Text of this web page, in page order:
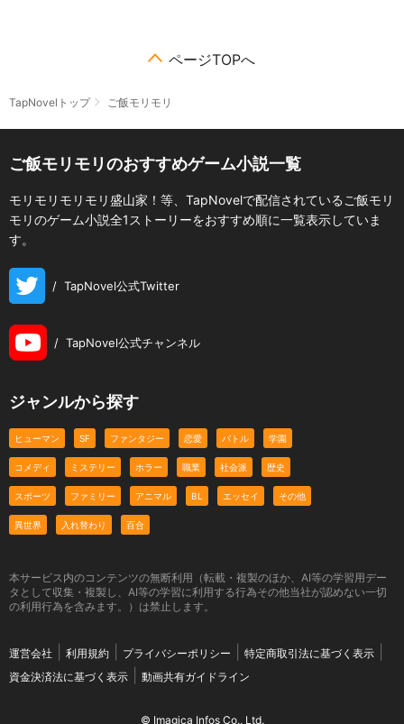
ページTOPへ
TapNovelトップ ご飯モリモリ
ご飯モリモリのおすすめゲーム小説一覧
モリモリモリモリ盛山家！等、TapNovelで配信されているご飯モリ
モリのゲーム小説全1ストーリーをおすすめ順に一覧表示していま
す。
/ TapNovel公式Twitter
/ TapNovel公式チャンネル
ジャンルから探す
ヒューマン SF ファンタジー 恋愛 バトル 学園
コメディ ミステリー ホラー 職業 社会派 歴史
スポーツ ファミリー アニマル BL エッセイ その他
異世界 入れ替わり 百合
本サービス内のコンテンツの無断利用（転載・複製のほか、AI等の学習用デー
タとして収集・複製し、AI等の学習に利用する行為その他当社が認めない一切
の利用行為を含みます。）は禁止します。
運営会社 利用規約 プライバシーポリシー
特定商取引法に基づく表示
資金決済法に基づく表示
動画共有ガイドライン
© Imagica Infos Co., Ltd.